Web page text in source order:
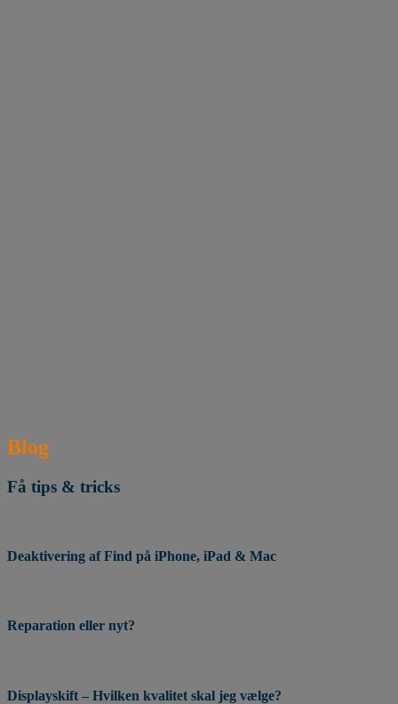
Blog
Få tips & tricks
Deaktivering af Find på iPhone, iPad & Mac
Reparation eller nyt?
Displayskift – Hvilken kvalitet skal jeg vælge?